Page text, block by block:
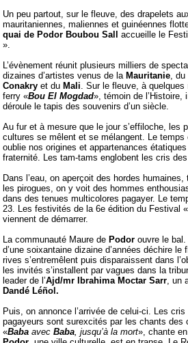
Un peu partout, sur le fleuve, des drapelets
mauritaniennes, maliennes et guinéennes
quai de Podor Boubou Sall accueille le
».
L’évènement réunit plusieurs milliers de
dizaines d’artistes venus de la Mauritanie, du
Conakry et du Mali. Sur le fleuve, à
ferry «Bou El Mogdad», témoin de l’Histoire,
déroule le tapis des souvenirs d’un siècle.
Au fur et à mesure que le jour s’effiloche, les
cultures se mêlent et se mélangent. Le temps
oublie nos origines et appartenances
fraternité. Les tam-tams englobent les cris
Dans l’eau, on aperçoit des hordes
les pirogues, on y voit des hommes
dans des tenues multicolores pagayer. Le
23. Les festivités de la 6e édition du Festival «
viennent de démarrer.
La communauté Maure de Podor ouvre le
d’une soixantaine dizaine d’années déchire
rives s’entremêlent puis disparaissent dans
les invités s’installent par vagues dans la
leader de l’Ajd/mr Ibrahima Moctar Sarr, un
Dandé Léñol.
Puis, on annonce l’arrivée de celui-ci. Les
pagayeurs sont surexcités par les chants des
«Baba avec Baba, jusqu’à la mort», chante